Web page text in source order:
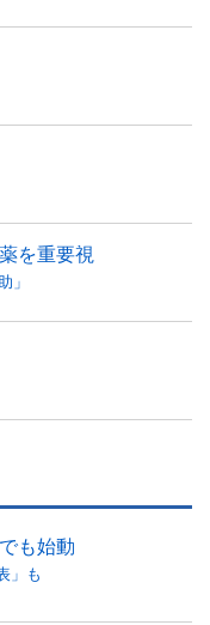
を重要視
」
も始動
」も